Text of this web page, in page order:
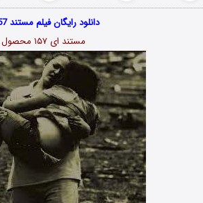
دانلود رایگان فیلم مستند A157 با کیفیت عالی 1080p Full HD BluRay
مستند ای ۱۵۷ محصول سال ۱۳۹۴ به کارگردانی بهروز نورایی‌پور